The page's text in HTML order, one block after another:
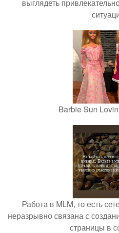
выглядеть
Barbie Sun
Работа в MLM, то есть
неразрывно связана с
страницы в